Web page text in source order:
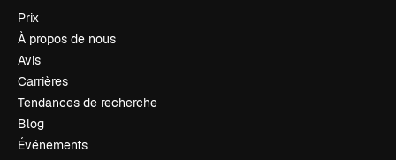
Prix
À propos de nous
Avis
Carrières
Tendances de recherche
Blog
Événements